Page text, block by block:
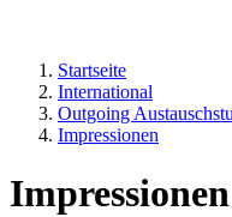
Startseite
International
Outgoing
Impressionen